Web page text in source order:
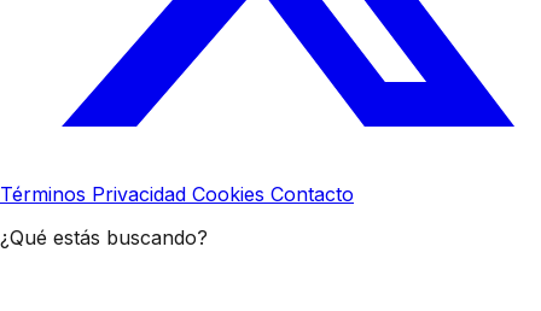
Términos Privacidad Cookies Contacto
¿Qué estás buscando?